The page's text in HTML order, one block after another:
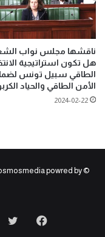
ناقشها مجلس نواب
هل تكون استراتيجية
الطاقي سبيل تونس
الأمن الطاقي والحياد
2024-02-22
© Copyright 2026, Tous droits réservés |
powred by